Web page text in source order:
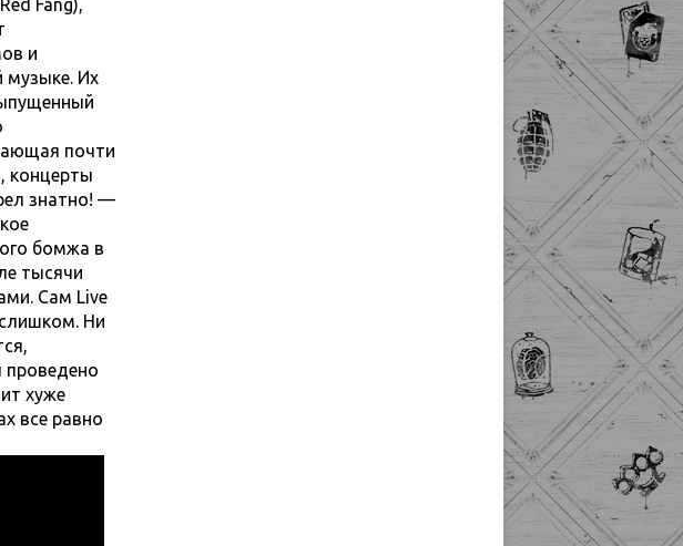
Fang),
и
музыке. Их
почти
концерты
знатно! —
бомжа в
тысячи
Сам Live
Ни
проведено
хуже
все равно